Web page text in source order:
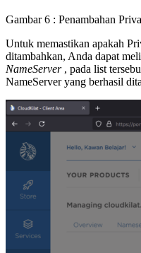
Gambar 6 : Penambahan
Untuk memastikan apakah
ditambahkan, Anda dapat
NameServer, pada list
NameServer yang berhasil